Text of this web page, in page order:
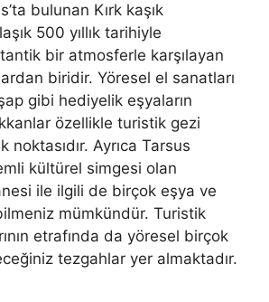
bulunan Kırk kaşık
500 yıllık tarihiyle
bir atmosferle karşılayan
biridir. Yöresel el sanatları
gibi hediyelik eşyaların
özellikle turistik gezi
noktasıdır. Ayrıca Tarsus
kültürel simgesi olan
ile ilgili de birçok eşya ve
mümkündür. Turistik
etrafında da yöresel birçok
tezgahlar yer almaktadır.